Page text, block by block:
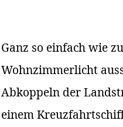
Ganz so einfach wie
Wohnzimmerlicht
Abkoppeln der
einem